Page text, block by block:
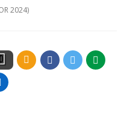
2024)